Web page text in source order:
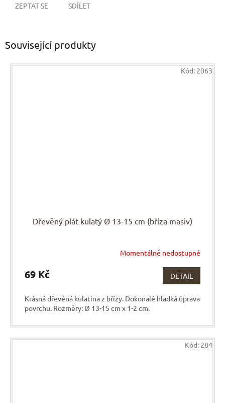
ZEPTAT SE SDÍLET
Související produkty
Dřevěný plát kulatý Ø 13-15 cm (bříza masiv)
Momentálně nedostupné
69 Kč DETAIL
Krásná dřevěná kulatina z břízy. Dokonalé hladká úprava
povrchu. Rozměry: Ø 13-15 cm x 1-2 cm.
Kód: 2063
Kód: 284